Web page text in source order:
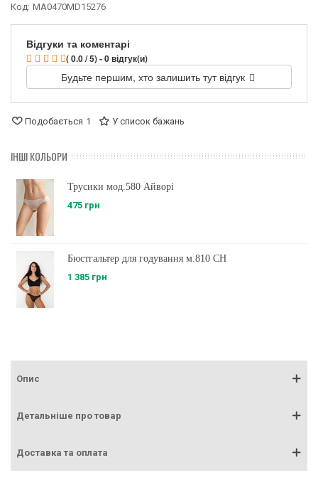
Код: MA0470MD15276
Відгуки та коментарі
( 0.0 / 5) - 0 відгук(и)
Будьте першим, хто залишить тут відгук
Подобається 1 У список бажань
ІНШІ КОЛЬОРИ
Трусики мод.580 Айворі
475 грн
Бюстгальтер для годування м.810 CH
1 385 грн
Опис
Детальніше про товар
Доставка та оплата